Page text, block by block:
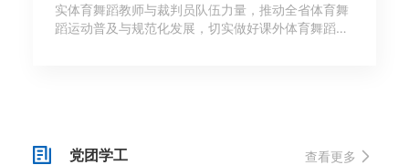
实体育舞蹈教师与裁判员队伍力量，推动全省体育舞
蹈运动普及与规范化发展，切实做好课外体育舞蹈培
党团学工 查看更多